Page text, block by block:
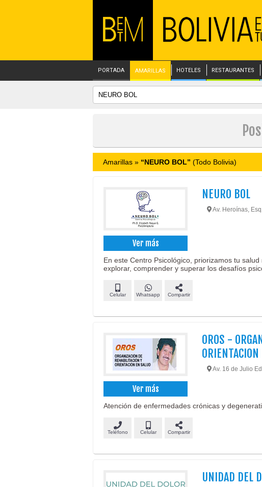
PORTADA AMARILLAS HOTELES RESTAURANTES
Amarillas » “NEURO BOL” (Todo Bolivia)
Ver más
NEURO BOL
Av. Heroínas,
En este Centro Psicológico, priorizamos tu
explorar, comprender y superar los desafíos
Celular Whatsapp Compartir
Ver más
OROS -
Av. 16 de Julio
Atención de enfermedades crónicas y
Teléfono Celular Compartir
UNIDAD DEL